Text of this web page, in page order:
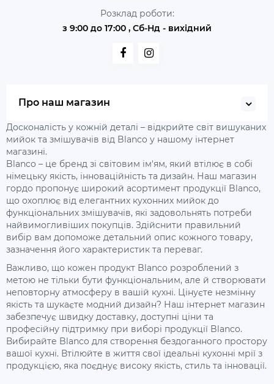
Розклад роботи:
з 9:00 до 17:00 , Сб-Нд - вихідний
Про наш магазин
Досконалість у кожній деталі – відкрийте світ вишуканих
мийок та змішувачів від Blanco у нашому інтернет
магазині.
Blanco – це бренд зі світовим ім'ям, який втілює в собі
німецьку якість, інноваційність та дизайн. Наш магазин
гордо пропонує широкий асортимент продукції Blanco,
що охоплює від елегантних кухонних мийок до
функціональних змішувачів, які задовольнять потреби
найвимогливіших покупців. Здійснити правильний
вибір вам допоможе детальний опис кожного товару,
зазначення його характеристик та переваг.
Важливо, що кожен продукт Blanco розроблений з
метою не тільки бути функціональним, але й створювати
неповторну атмосферу в вашій кухні. Цінуєте незмінну
якість та шукаєте модний дизайн? Наш інтернет магазин
забезпечує швидку доставку, доступні ціни та
професійну підтримку при виборі продукції Blanco.
Вибирайте Blanco для створення бездоганного простору
вашої кухні. Втілюйте в життя свої ідеальні кухонні мрії з
продукцією, яка поєднує високу якість, стиль та інновації.